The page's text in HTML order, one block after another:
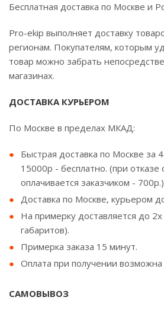
Бесплатная доставка по Москве и
Pro-ekip выполняет доставку
регионам. Покупателям, которым
товар можно забрать
магазинах.
ДОСТАВКА КУРЬЕРОМ
По Москве в пределах МКАД:
Быстрая доставка по Москве за
15000р - бесплатно. (при отказе
оплачивается заказчиком - 700р.)
Доставка по Москве, курьером
На примерку доставляется до
габаритов).
Примерка заказа 15 минут.
Оплата при получении
САМОВЫВОЗ